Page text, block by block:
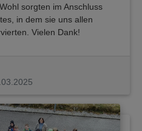
sorgten im Anschluss
in dem sie uns allen
Vielen Dank!